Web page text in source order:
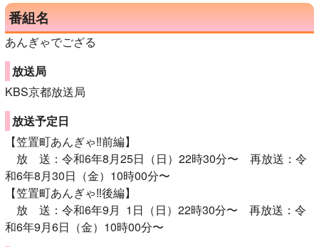
番組名
あんぎゃでござる
放送局
KBS京都放送局
放送予定日
【笠置町あんぎゃ‼前編】
放 送：令和6年8月25日（日）22時30分〜 再放送：令
和6年8月30日（金）10時00分〜
【笠置町あんぎゃ‼後編】
放 送：令和6年9月 1日（日）22時30分〜 再放送：令
和6年9月6日（金）10時00分〜